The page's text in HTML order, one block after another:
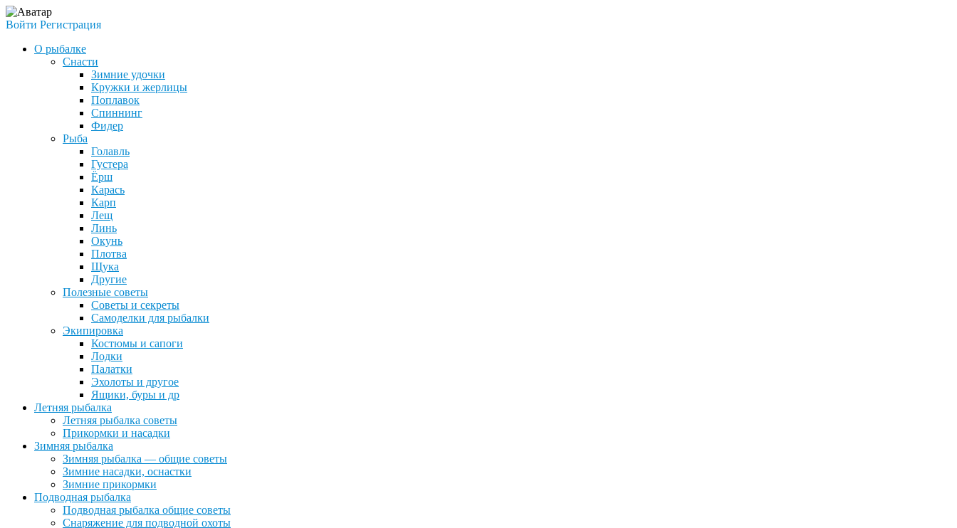
Войти Регистрация
О рыбалке
Снасти
Зимние удочки
Кружки и жерлицы
Поплавок
Спиннинг
Фидер
Рыба
Голавль
Густера
Ёрш
Карась
Карп
Лещ
Линь
Окунь
Плотва
Щука
Другие
Полезные советы
Советы и секреты
Самоделки для рыбалки
Экипировка
Костюмы и сапоги
Лодки
Палатки
Эхолоты и другое
Ящики, буры и др
Летняя рыбалка
Летняя рыбалка советы
Прикормки и насадки
Зимняя рыбалка
Зимняя рыбалка — общие советы
Зимние насадки, оснастки
Зимние прикормки
Подводная рыбалка
Подводная рыбалка общие советы
Снаряжение для подводной охоты